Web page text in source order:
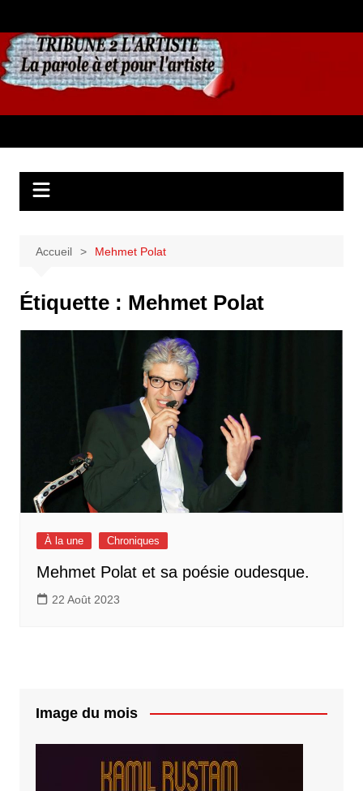
au
contenu
Accueil Mehmet Polat
Étiquette : Mehmet Polat
À la une Chroniques
Mehmet Polat et sa poésie oudesque.
22 Août 2023
Image du mois